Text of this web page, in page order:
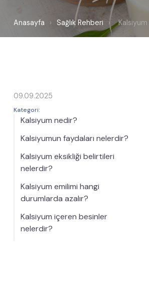
Anasayfa › Sağlık Rehberi ›
09.09.2025
Kategori:
Kalsiyum nedir?
Kalsiyumun faydaları nelerdir?
Kalsiyum eksikliği belirtileri
nelerdir?
Kalsiyum emilimi hangi
durumlarda azalır?
Kalsiyum içeren besinler
nelerdir?